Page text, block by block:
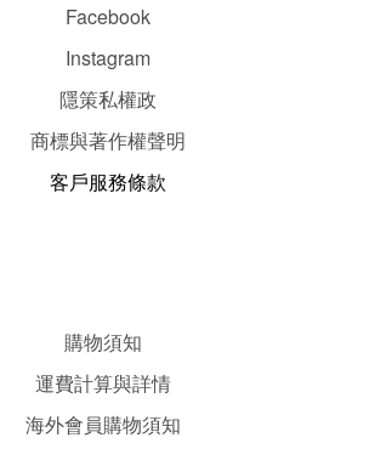
Facebook
Instagram
隱策私權政
商標與著作權聲明
客戶服務條款
購物須知
運費計算與詳情
海外會員購物須知